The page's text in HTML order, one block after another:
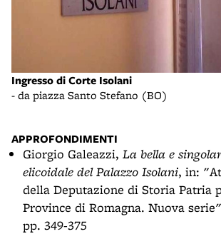
Ingresso di Corte Isolani
- da piazza Santo Stefano (BO)
APPROFONDIMENTI
Giorgio Galeazzi, La bella e
elicoidale del Palazzo Isolani, in:
della Deputazione di Storia Patria
Province di Romagna. Nuova
pp. 349-375